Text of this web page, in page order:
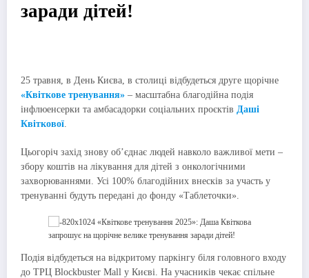
заради дітей!
25 травня, в День Києва, в столиці відбудеться друге щорічне
«Квіткове тренування» – масштабна благодійна подія
інфлюенсерки та амбасадорки соціальних проєктів Даші
Квіткової.
Цьогоріч захід знову об’єднає людей навколо важливої мети –
збору коштів на лікування для дітей з онкологічними
захворюваннями. Усі 100% благодійних внесків за участь у
тренуванні будуть передані до фонду «Таблеточки».
Подія відбудеться на відкритому паркінгу біля головного входу
до ТРЦ Blockbuster Mall у Києві. На учасників чекає спільне